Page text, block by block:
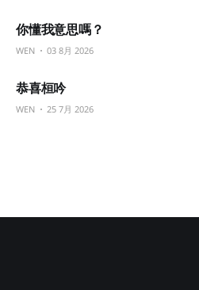
你懂我意思嗎？
WEN 03 8月 2026
恭喜桓吟
WEN 25 7月 2026